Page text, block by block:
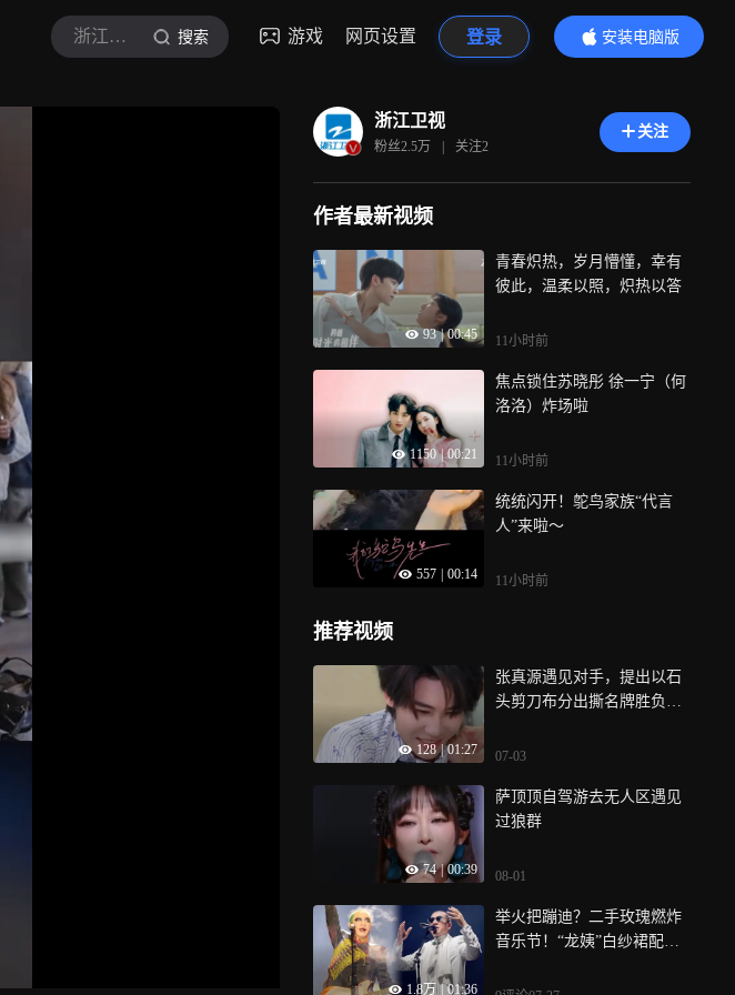
浙江卫视 搜索 游戏 网页设置 登录
安装电脑版
内容更精彩
浙江卫视
粉丝2.5万 | 关注2
关注
作者最新视频
93 | 00:45
青春炽热，岁月懵懂，幸有
彼此，温柔以照，炽热以答
11小时前
1150 | 00:21
焦点锁住苏晓彤 徐一宁（何
洛洛）炸场啦
11小时前
557 00:14
统统闪开！鸵鸟家族“代言
人”来啦～
11小时前
推荐视频
128 | 01:27
张真源遇见对手，提出以石
头剪刀布分出撕名牌胜负，
计并未奏效
07-03
74 | 00:39
萨顶顶自驾游去无人区遇见
过狼群
08-01
1.8万 | 01:36
举火把蹦迪？二手玫瑰燃炸
音乐节！“龙姨”白纱裙配长